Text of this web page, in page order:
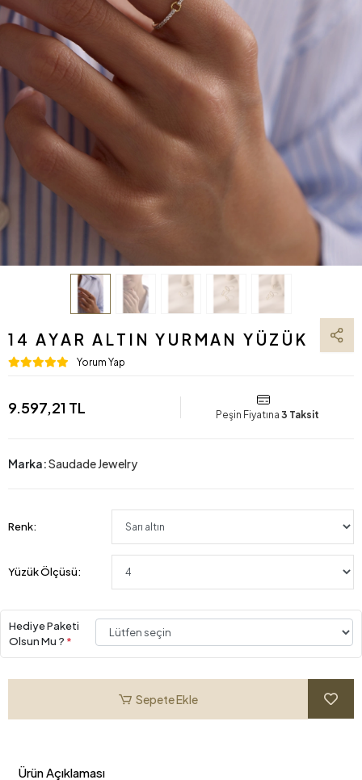
14 AYAR ALTIN YURMAN YÜZÜK
Yorum Yap
9.597,21 TL Peşin Fiyatına 3 Taksit
Marka:Saudade Jewelry
Renk:
Yüzük Ölçüsü:
Hediye Paketi
Olsun Mu ? *
Sepete Ekle
Ürün Açıklaması